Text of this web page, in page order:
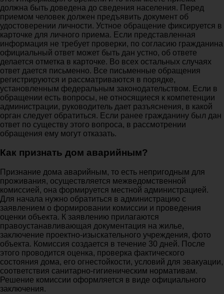
должна быть доведена до сведения населения. Перед
приемом человек должен предъявить документ об
удостоверении личности. Устное обращение фиксируется в
карточке для личного приема. Если представленная
информация не требует проверки, по согласию гражданина
официальный ответ может быть дан устно, об ответе
делается отметка в карточке. Во всех остальных случаях
ответ дается письменно. Все письменные обращения
регистрируются и рассматриваются в порядке,
установленным федеральным законодательством. Если в
обращении есть вопросы, не относящиеся к компетенции
администрации, руководитель дает разъяснения, в какой
орган следует обратиться. Если ранее гражданину был дан
ответ по существу этого вопроса, в рассмотрении
обращения ему могут отказать.
Как признать дом аварийным?
Признание дома аварийным, то есть непригодным для
проживания, осуществляется межведомственной
комиссией, она формируется местной администрацией.
Для начала нужно обратиться в администрацию с
заявлением о формировании комиссии и проведения
оценки объекта. К заявлению прилагаются
правоустанавливающая документация на жилье,
заключение проектно-изыскательного учреждения, фото
объекта. Комиссия создается в течение 30 дней. После
этого проводится оценка, проверка фактического
состояния дома, его огнестойкости, условий для эвакуации,
соответствия санитарно-гигиеническим нормативам.
Решение комиссии оформляется в виде официального
заключения.